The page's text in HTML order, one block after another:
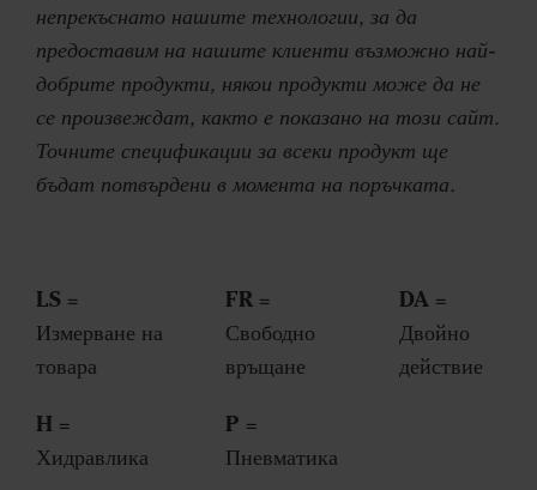
непрекъснато нашите технологии, за да
предоставим на нашите клиенти възможно най-
добрите продукти, някои продукти може да не
се произвеждат, както е показано на този сайт.
Точните спецификации за всеки продукт ще
бъдат потвърдени в момента на поръчката.
LS =
Измерване на
товара
FR =
Свободно
връщане
DA =
Двойно
действие
H =
Хидравлика
P =
Пневматика